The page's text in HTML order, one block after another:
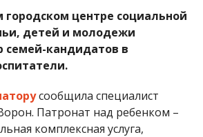
городском центре социальной
детей и молодежи
семей-кандидатов в
сообщила специалист
Патронат над ребенком –
комплексная услуга,